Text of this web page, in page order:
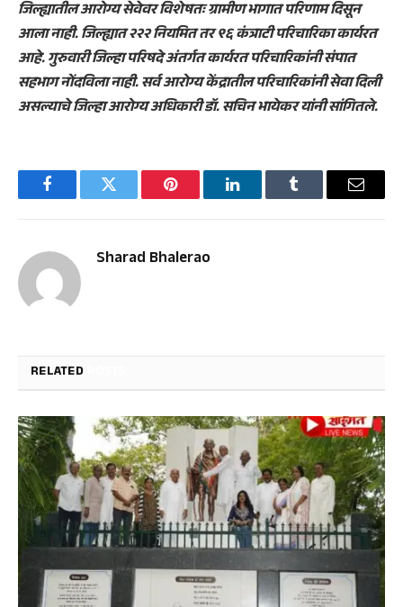
जिल्ह्यातील आरोग्य सेवेवर विशेषतः ग्रामीण भागात परिणाम दिसून
आला नाही. जिल्ह्यात २२२ नियमित तर ९६ कंत्राटी परिचारिका कार्यरत
आहे. गुरुवारी जिल्हा परिषदे अंतर्गत कार्यरत परिचारिकांनी संपात
सहभाग नोंदविला नाही. सर्व आरोग्य केंद्रातील परिचारिकांनी सेवा दिली
असल्याचे जिल्हा आरोग्य अधिकारी डॉ. सचिन भायेकर यांनी सांगितले.
FacebookTwitter Pinterest LinkedInTumblr Email
Sharad Bhalerao
RELATED